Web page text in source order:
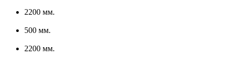
2200 мм.
500 мм.
2200 мм.